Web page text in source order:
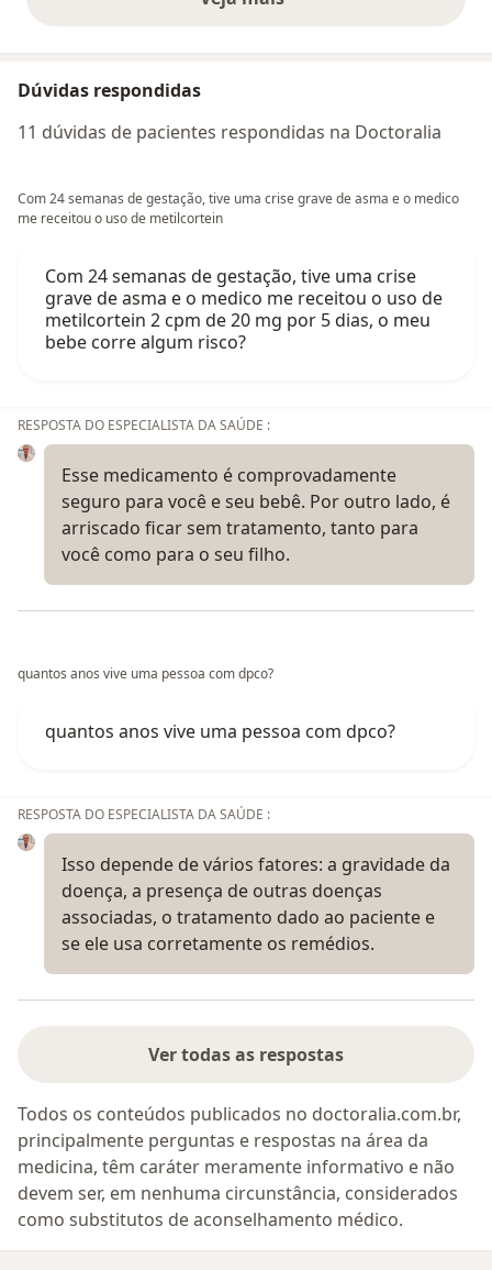
opiniões acima
Dúvidas respondidas
11 dúvidas de pacientes respondidas na Doctoralia
Com 24 semanas de gestação, tive uma crise grave de asma e o medico
me receitou o uso de metilcortein
Com 24 semanas de gestação, tive uma crise
grave de asma e o medico me receitou o uso de
metilcortein 2 cpm de 20 mg por 5 dias, o meu
bebe corre algum risco?
RESPOSTA DO ESPECIALISTA DA SAÚDE :
Esse medicamento é comprovadamente
seguro para você e seu bebê. Por outro lado, é
arriscado ficar sem tratamento, tanto para
você como para o seu filho.
quantos anos vive uma pessoa com dpco?
quantos anos vive uma pessoa com dpco?
RESPOSTA DO ESPECIALISTA DA SAÚDE :
Isso depende de vários fatores: a gravidade da
doença, a presença de outras doenças
associadas, o tratamento dado ao paciente e
se ele usa corretamente os remédios.
Ver todas as respostas
Todos os conteúdos publicados no doctoralia.com.br,
principalmente perguntas e respostas na área da
medicina, têm caráter meramente informativo e não
devem ser, em nenhuma circunstância, considerados
como substitutos de aconselhamento médico.